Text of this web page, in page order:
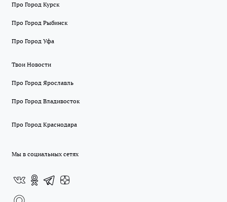
Про Город Курск
Про Город Рыбинск
Про Город Уфа
Твои Новости
Про Город Ярославль
Про Город Владивосток
Про Город Краснодара
Мы в социальных сетях